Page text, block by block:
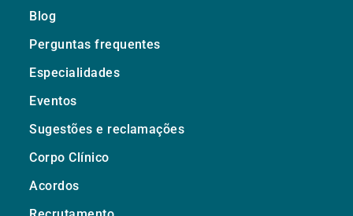
Blog
Perguntas frequentes
Especialidades
Eventos
Sugestões e reclamações
Corpo Clínico
Acordos